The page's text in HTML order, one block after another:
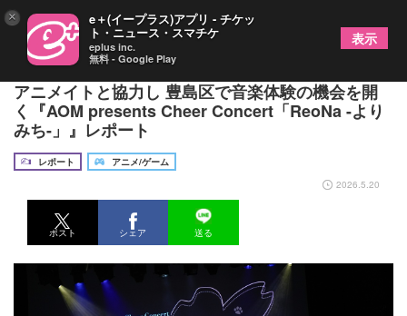
ほんのちょっとの「よりみち」の時間――ReoNaが
アニメイトと協力し 豊島区で音楽体験の機会を開
く『AOM presents Cheer Concert「ReoNa -より
みち-」』レポート
レポート
アニメ/ゲーム
2026.5.20
ポスト シェア 送る
× e＋(イープラス)アプリ - チケッ
ト・ニュース・スマチケ
eplus inc.
無料 - Google Play
表示